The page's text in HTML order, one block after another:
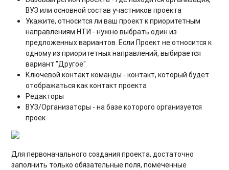
ВУЗ или основной состав участников проекта
Укажите, относится ли ваш проект к приоритетным
направлениям НТИ - нужно выбрать один из
предложенных вариантов. Если Проект не относится к
одному из приоритетных направлений, выбирается
вариант "Другое"
Ключевой контакт команды - контакт, который будет
отображаться как контакт проекта
Редакторы
ВУЗ/Организаторы - на базе которого организуется
проек
Для первоначального создания проекта, достаточно
заполнить только обязательные поля, помеченные